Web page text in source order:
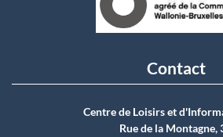
Contact
Centre de Loisirs et
Rue de la Montagne,